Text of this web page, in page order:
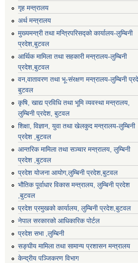
गृह मन्त्रालय
अर्थ मन्त्रालय
मुख्यमन्त्री तथा मन्त्रिपरिसद्को कार्यालय-लुम्बिनी
प्रदेश,बुटवल
आर्थिक मामिला तथा सहकारी मन्त्रालय-लुम्बिनी
प्रदेश,बुटवल
वन,वातावरण तथा भू-संरक्षण मन्त्रालय-लुम्बिनी
बुटवल
कृषि, खाद्य प्रविधि तथा भूमि व्यवस्था मन्त्रालय,
लुम्बिनी प्रदेश, बुटवल
शिक्षा, विज्ञान, युवा तथा खेलकुद मन्‍‍त्रालय-लुम्बिनी
प्रदेश ,बुटवल
आन्तरिक मामिला तथा सञ्चार मन्त्रालय, लुम्बिनी
प्रदेश ,बुटवल
प्रदेश योजना आयोग,लुम्बिनी प्रदेश,बुटवल
भौतिक पूर्वाधार विकास मन्त्रालय, लुम्बिनी प्रदेश
,बुटवल
प्रदेश प्रमुखको कार्यालय, लुम्बिनी प्रदेश,बुटवल
नेपाल सरकारको आधिकारिक पोर्टल
प्रदेश सभा ,लुम्बिनी
सङ्घीय मामिला तथा सामान्य प्रशासन मन्त्रालय
केन्द्रीय पञ्जिकरण विभाग